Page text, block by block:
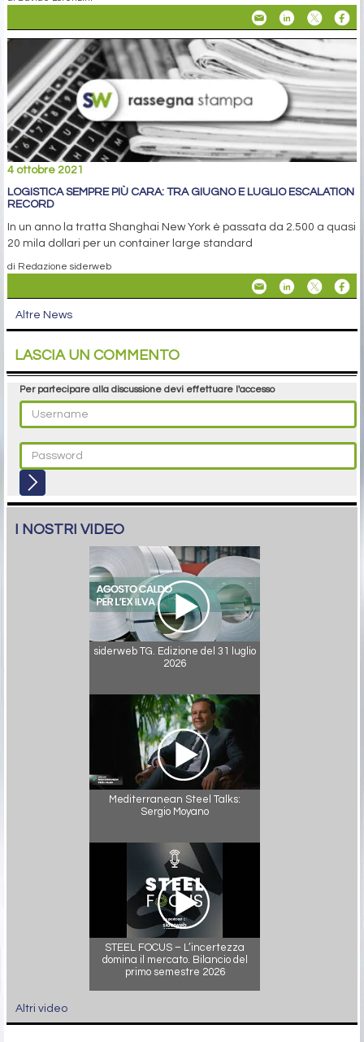
4 ottobre 2021
LOGISTICA SEMPRE PIÙ CARA: TRA GIUGNO E LUGLIO ESCALATION
RECORD
In un anno la tratta Shanghai New York è passata da 2.500 a quasi
20 mila dollari per un container large standard
di Redazione siderweb
Altre News
LASCIA UN COMMENTO
Per partecipare alla discussione devi effettuare l'accesso
I NOSTRI VIDEO
siderweb TG. Edizione del 31 luglio
2026
Mediterranean Steel Talks:
Sergio Moyano
STEEL FOCUS – L’incertezza
domina il mercato. Bilancio del
primo semestre 2026
Altri video